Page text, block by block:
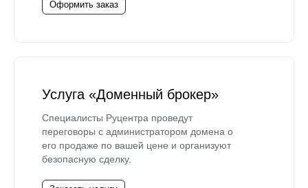
Оформить заказ
Услуга «Доменный брокер»
Специалисты Руцентра проведут
переговоры с администратором домена о
его продаже по вашей цене и организуют
безопасную сделку.